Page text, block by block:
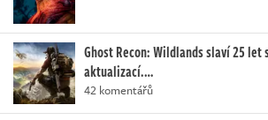
Ghost Recon: Wildlands slaví 25 let
aktualizací.…
42 komentářů